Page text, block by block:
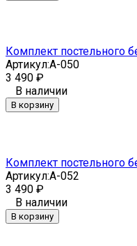
Комплект постельного
Артикул:A-050
3 490 ₽
В наличии
В корзину
Комплект постельного
Артикул:A-052
3 490 ₽
В наличии
В корзину